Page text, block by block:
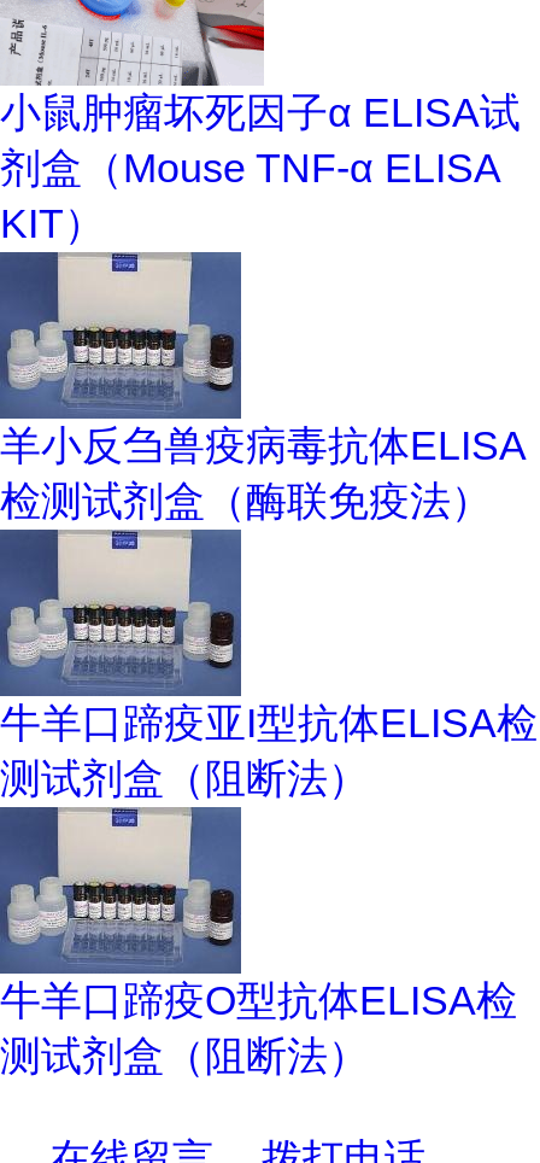
小鼠肿瘤坏死因子α ELISA试
剂盒（Mouse TNF-α ELISA
KIT）
羊小反刍兽疫病毒抗体ELISA
检测试剂盒（酶联免疫法）
牛羊口蹄疫亚I型抗体ELISA检
测试剂盒（阻断法）
牛羊口蹄疫O型抗体ELISA检
测试剂盒（阻断法）